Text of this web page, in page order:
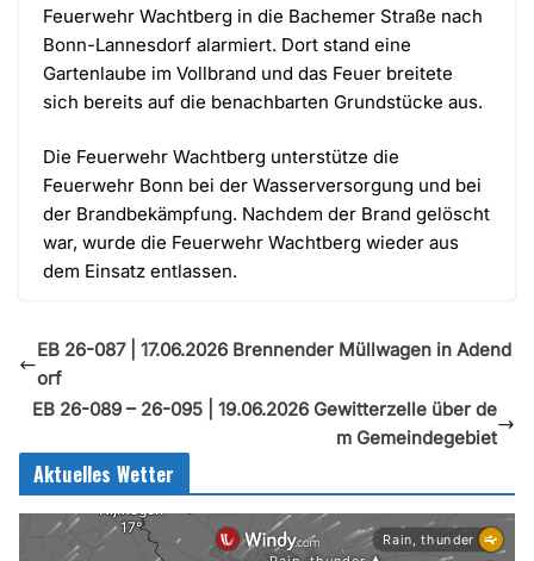
Feuerwehr Wachtberg in die Bachemer Straße nach
Bonn-Lannesdorf alarmiert. Dort stand eine
Gartenlaube im Vollbrand und das Feuer breitete
sich bereits auf die benachbarten Grundstücke aus.
Die Feuerwehr Wachtberg unterstütze die
Feuerwehr Bonn bei der Wasserversorgung und bei
der Brandbekämpfung. Nachdem der Brand gelöscht
war, wurde die Feuerwehr Wachtberg wieder aus
dem Einsatz entlassen.
EB 26-087 | 17.06.2026 Brennender Müllwagen in Adend
orf
EB 26-089 – 26-095 | 19.06.2026 Gewitterzelle über de
m Gemeindegebiet
Aktuelles Wetter